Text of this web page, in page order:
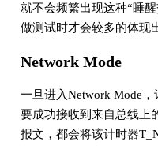
就不会频繁出现这种“睡
做测试时才会较多的体现
Network Mode
一旦进入Network Mode
要成功接收到来自总线上
报文，都会将该计时器